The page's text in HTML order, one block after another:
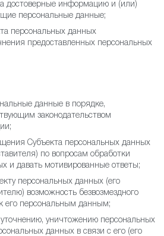
достоверные информацию и (или)
персональные данные;
персональных данных
предоставленных персональных
данные в порядке,
законодательством
Субъекта персональных данных
по вопросам обработки
и давать мотивированные ответы;
персональных данных (его
возможность безвозмездного
его персональным данным;
уничтожению персональных
данных в связи с его (его